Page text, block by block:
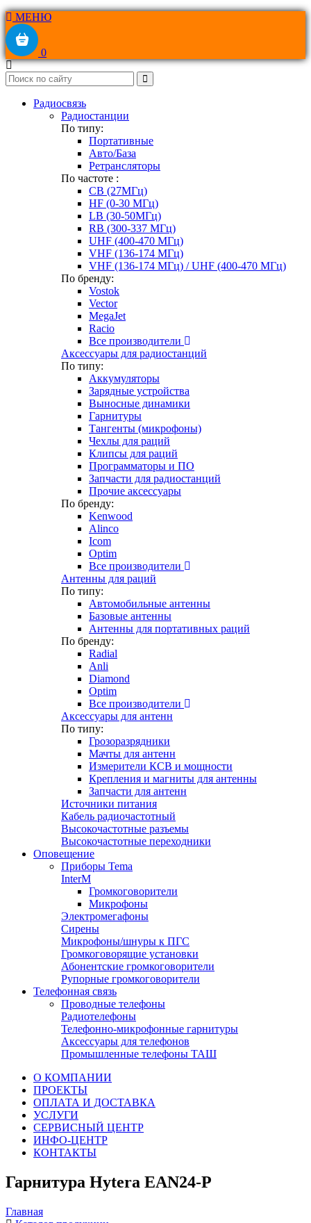
МЕНЮ
0
Радиосвязь
Радиостанции
По типу:
Портативные
Авто/База
Ретрансляторы
По частоте :
CB (27МГц)
HF (0-30 МГц)
LB (30-50МГц)
RB (300-337 МГц)
UHF (400-470 МГц)
VHF (136-174 МГц)
VHF (136-174 МГц) / UHF (400-470 МГц)
По бренду:
Vostok
Vector
MegaJet
Racio
Все производители
Аксессуары для радиостанций
По типу:
Аккумуляторы
Зарядные устройства
Выносные динамики
Гарнитуры
Тангенты (микрофоны)
Чехлы для раций
Клипсы для раций
Программаторы и ПО
Запчасти для радиостанций
Прочие аксессуары
По бренду:
Kenwood
Alinco
Icom
Optim
Все производители
Антенны для раций
По типу:
Автомобильные антенны
Базовые антенны
Антенны для портативных раций
По бренду:
Radial
Anli
Diamond
Optim
Все производители
Аксессуары для антенн
По типу:
Грозоразрядники
Мачты для антенн
Измерители КСВ и мощности
Крепления и магниты для антенны
Запчасти для антенн
Источники питания
Кабель радиочастотный
Высокочастотные разъемы
Высокочастотные переходники
Оповещение
Приборы Tema
InterM
Громкоговорители
Микрофоны
Электромегафоны
Сирены
Микрофоны/шнуры к ПГС
Громкоговорящие установки
Абонентские громкоговорители
Рупорные громкоговорители
Телефонная связь
Проводные телефоны
Радиотелефоны
Телефонно-микрофонные гарнитуры
Аксессуары для телефонов
Промышленные телефоны ТАШ
О КОМПАНИИ
ПРОЕКТЫ
ОПЛАТА И ДОСТАВКА
УСЛУГИ
СЕРВИСНЫЙ ЦЕНТР
ИНФО-ЦЕНТР
КОНТАКТЫ
Гарнитура Hytera EAN24-P
Главная